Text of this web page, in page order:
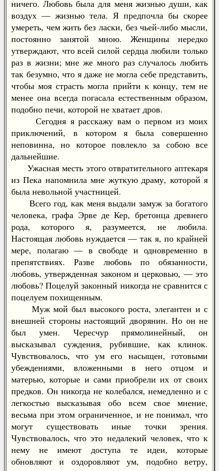
ничего. Любовь была для меня жизнью души, как
воздух — жизнью тела. Я предпочла бы скорее
умереть, чем жить без ласки, без чьей-либо мысли,
постоянно занятой мною. Женщины нередко
утверждают, что всей силой сердца любили только
раз в жизни; мне же много раз случалось любить
так безумно, что я даже не могла себе представить,
чтобы моя страсть могла прийти к концу, тем не
менее она всегда погасала естественным образом,
подобно печи, которой не хватает дров.
Сегодня я расскажу вам о первом из моих
приключений, в котором я была совершенно
неповинна, но которое повлекло за собою все
дальнейшие.
Ужасная месть этого отвратительного аптекаря
из Пека напомнила мне жуткую драму, которой я
была невольной участницей.
Всего год, как меня выдали замуж за богатого
человека, графа Эрве де Кер, бретонца древнего
рода, которого я, разумеется, не любила.
Настоящая любовь нуждается — так я, по крайней
мере, полагаю — в свободе и одновременно в
препятствиях. Разве любовь по обязанности,
любовь, утвержденная законом и церковью, — это
любовь? Поцелуй законный никогда не сравнится с
поцелуем похищенным.
Муж мой был высокого роста, элегантен и с
внешней стороны настоящий дворянин. Но он не
был умен. Чересчур прямолинейный, он
высказывал суждения, рубившие, как клинок.
Чувствовалось, что ум его насыщен, готовыми
убеждениями, вложенными в него отцом и
матерью, которые и сами приобрели их от своих
предков. Он никогда не колебался, немедленно и с
легкостью высказывая обо всем свое мнение,
весьма при этом ограниченное, и не понимал, что
могут существовать иные точки зрения.
Чувствовалось, что это недалекий человек, что к
нему не имеют доступа те идеи, которые
обновляют и оздоровляют ум, подобно ветру,